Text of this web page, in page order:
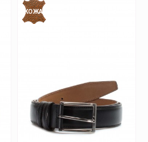
КОЖА